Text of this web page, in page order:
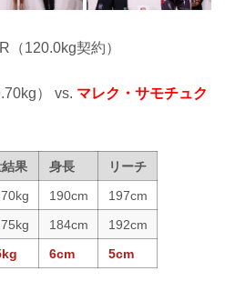
（120.0kg契約）
） vs. マレク・サモチュク
果 身長
リーチ
190cm
197cm
184cm
192cm
6cm 5cm